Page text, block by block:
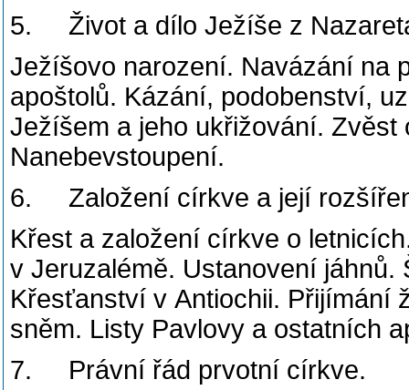
5. Život a dílo Ježíše z
Ježíšovo narození. Navázání na
apoštolů. Kázání, podobenství,
Ježíšem a jeho ukřižování. Zvěst
Nanebevstoupení.
6. Založení církve a její
Křest a založení církve o
v Jeruzalémě. Ustanovení jáhnů.
Křesťanství v Antiochii. Přijímání
sněm. Listy Pavlovy a ostatních
7. Právní řád prvotní církve.